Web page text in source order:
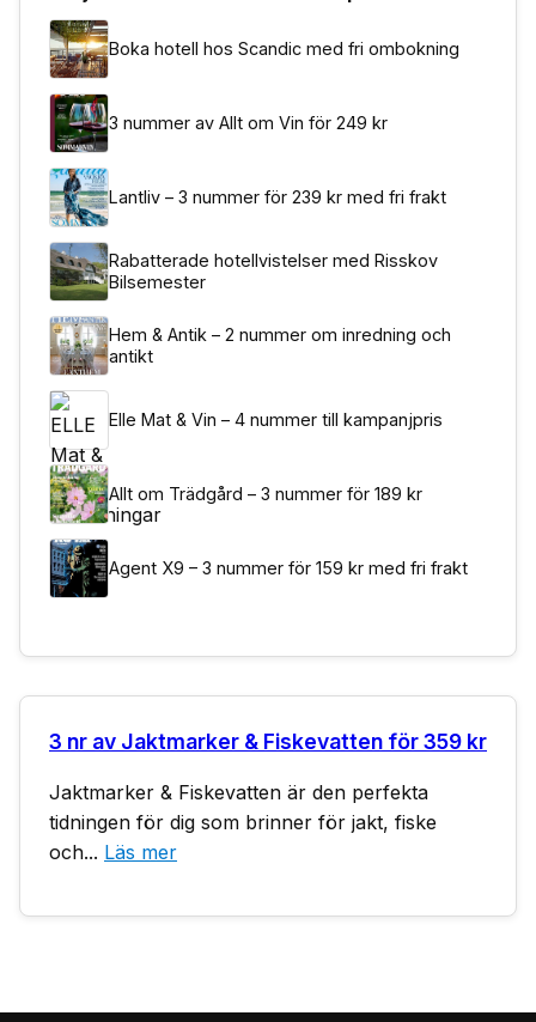
Boka hotell hos Scandic med fri ombokning
3 nummer av Allt om Vin för 249 kr
Lantliv – 3 nummer för 239 kr med fri frakt
Rabatterade hotellvistelser med Risskov
Bilsemester
Hem & Antik – 2 nummer om inredning och
antikt
Elle Mat & Vin – 4 nummer till kampanjpris
Allt om Trädgård – 3 nummer för 189 kr
Agent X9 – 3 nummer för 159 kr med fri frakt
3 nr av Jaktmarker & Fiskevatten för 359 kr
Jaktmarker & Fiskevatten är den perfekta
tidningen för dig som brinner för jakt, fiske
och... Läs mer